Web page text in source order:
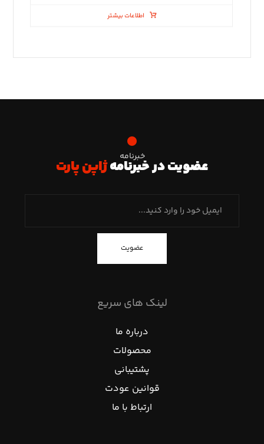
اطلاعات بیشتر
خبرنامه
عضویت در خبرنامهژاپن پارت
عضویت
لینک های سریع
درباره ما
محصولات
پشتیبانی
قوانین عودت
ارتباط با ما